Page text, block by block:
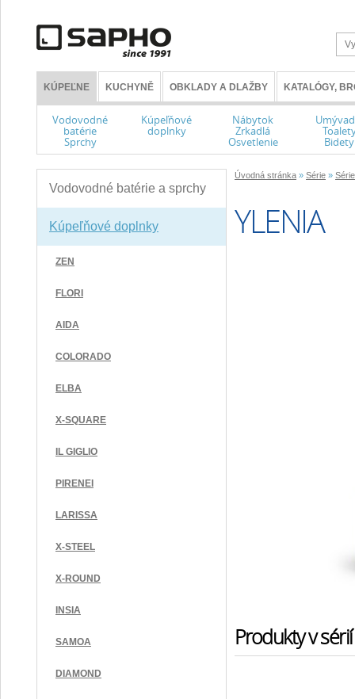
KÚPEĽNE KUCHYNĚ OBKLADY A DLAŽBY KATALÓGY,
Vodovodné
batérie
Sprchy
Kúpeľňové
doplnky
Nábytok
Zrkadlá
Osvetlenie Bidety
Vodovodné batérie a sprchy
Kúpeľňové doplnky
ZEN
FLORI
AIDA
COLORADO
ELBA
X-SQUARE
IL GIGLIO
PIRENEI
LARISSA
X-STEEL
X-ROUND
INSIA
SAMOA
DIAMOND
Úvodná stránka » Série »
YLENIA
Produkty v sérií